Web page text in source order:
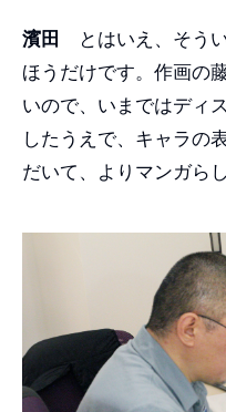
濱田
とはいえ、そう
ほうだけです。作画の
いので、いまではディ
したうえで、キャラの
だいて、よりマンガら